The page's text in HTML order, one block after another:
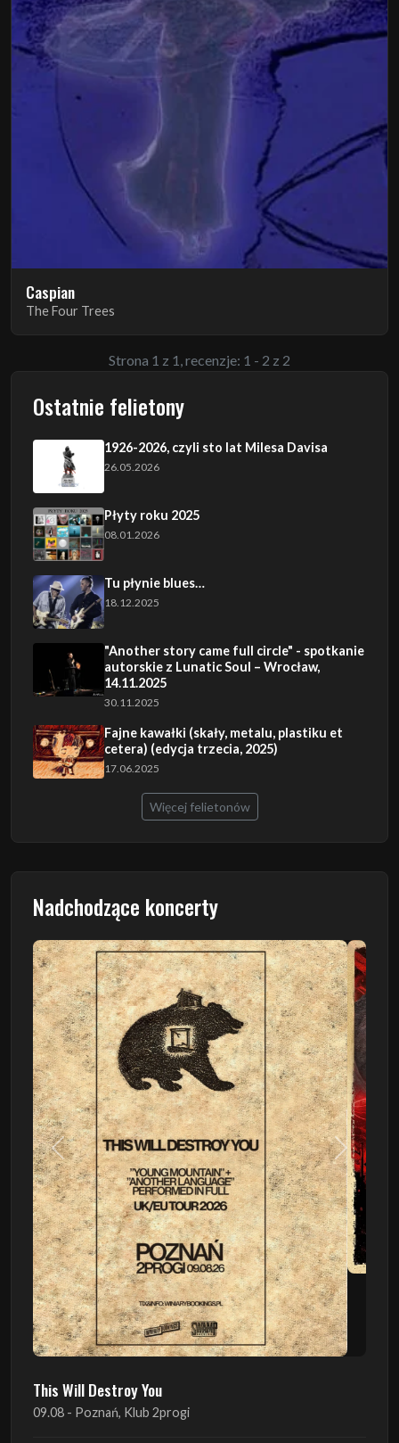
Caspian
The Four Trees
Strona 1 z 1, recenzje: 1 - 2 z 2
Ostatnie felietony
1926-2026, czyli sto lat Milesa Davisa
26.05.2026
Płyty roku 2025
08.01.2026
Tu płynie blues…
18.12.2025
"Another story came full circle" - spotkanie
autorskie z Lunatic Soul – Wrocław,
14.11.2025
30.11.2025
Fajne kawałki (skały, metalu, plastiku et
cetera) (edycja trzecia, 2025)
17.06.2025
Więcej felietonów
Nadchodzące koncerty
Poprzedni Następny
This Will Destroy You
09.08 - Poznań, Klub 2progi
Sound Of The Ages Festival
22.08 - Ćmielów, Zamek Ćmielów